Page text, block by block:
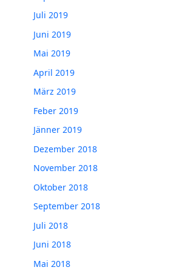
Juli 2019
Juni 2019
Mai 2019
April 2019
März 2019
Feber 2019
Jänner 2019
Dezember 2018
November 2018
Oktober 2018
September 2018
Juli 2018
Juni 2018
Mai 2018